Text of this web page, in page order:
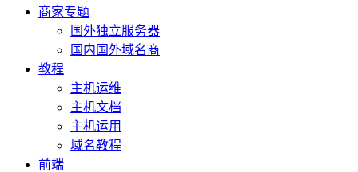
商家专题
国外独立服务器
国内国外域名商
教程
主机运维
主机文档
主机运用
域名教程
前端